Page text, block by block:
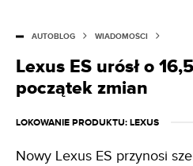
AUTOBLOG WIADOMOŚCI
Lexus ES urósł o
początek zmian
LOKOWANIE PRODUKTU: LEXUS
Nowy Lexus ES przynosi